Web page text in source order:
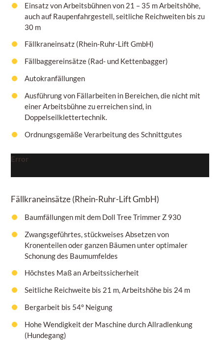
Einsatz von Arbeitsbühnen von 21 – 35 mArbeitshöhe,
auch auf Raupenfahrgestell, seitliche Reichweiten bis zu
30 m
Fällkraneinsatz (Rhein-Ruhr-Lift GmbH)
Fällbaggereinsätze (Rad- und Kettenbagger)
Autokranfällungen
Ausführung von Fällarbeiten in Bereichen, die nicht mit
einer Arbeitsbühne zu erreichen sind, in
Doppelseilklettertechnik.
Ordnungsgemäße Verarbeitung des Schnittgutes
Error
Fällkraneinsätze(Rhein-Ruhr-Lift GmbH)
Baumfällungen mit dem Doll Tree Trimmer Z 930
Zwangsgeführtes, stückweises Absetzen von
Kronenteilen oder ganzen Bäumen unter optimaler
Schonung des Baumumfeldes
Höchstes Maß an Arbeitssicherheit
Seitliche Reichweite bis 21 m, Arbeitshöhe bis 24 m
Bergarbeit bis 54° Neigung
Hohe Wendigkeit der Maschine durch Allradlenkung
(Hundegang)